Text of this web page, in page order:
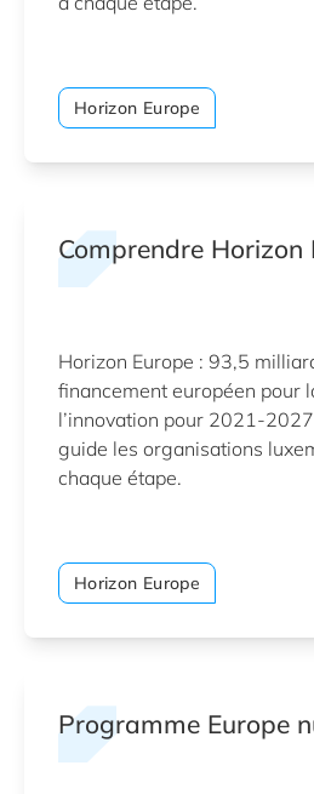
Horizon Europe
Comprendre Horizon
Horizon Europe : 93,5
financement européen pour
l’innovation pour 2021-
guide les organisations
chaque étape.
Horizon Europe
Programme Europe